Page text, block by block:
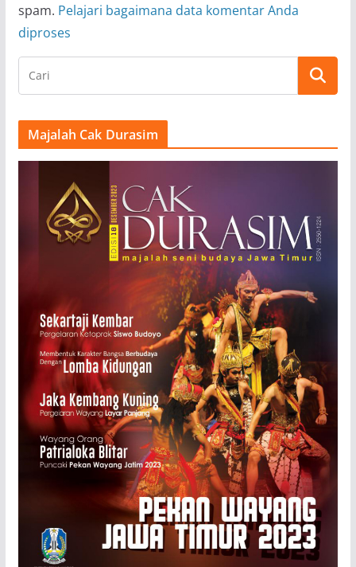
spam. Pelajari bagaimana data komentar Anda
diproses
Majalah Cak Durasim